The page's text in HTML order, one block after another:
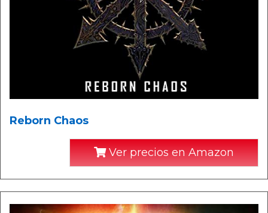
Reborn Chaos
Ver precios en Amazon